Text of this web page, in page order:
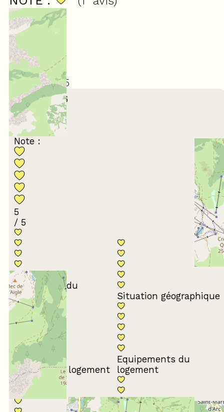
/ 5
Février 2026
Andre
55 à 64 ans
En famille
Note :
5
/ 5
Conformité du
descriptif
Situation géographique
Propreté du logement
Equipements du
logement